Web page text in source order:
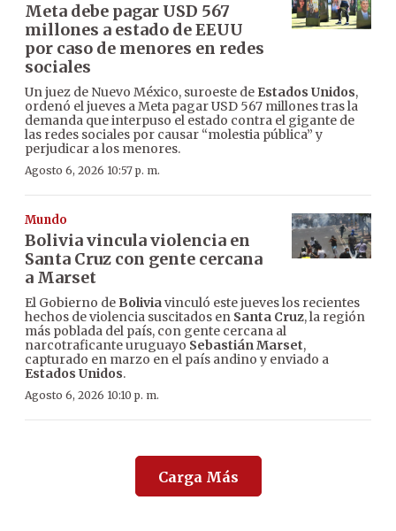
Meta debe pagar USD 567
millones a estado de EEUU
por caso de menores en redes
sociales
Un juez de Nuevo México, suroeste de Estados Unidos,
ordenó el jueves a Meta pagar USD 567 millones tras la
demanda que interpuso el estado contra el gigante de
las redes sociales por causar “molestia pública” y
perjudicar a los menores.
Agosto 6, 2026 10:57 p. m.
Mundo
Bolivia vincula violencia en
Santa Cruz con gente cercana
a Marset
El Gobierno de Boliviavinculó este jueves los recientes
hechos de violencia suscitados en Santa Cruz, la región
más poblada del país, con gente cercana al
narcotraficante uruguayo Sebastián Marset,
capturado en marzo en el país andino y enviado a
Estados Unidos.
Agosto 6, 2026 10:10 p. m.
Carga Más